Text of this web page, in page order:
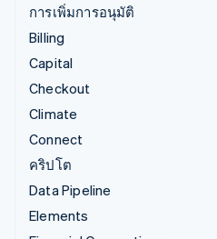
การเพิ่มการอนุมัติ
Billing
Capital
Checkout
Climate
Connect
คริปโต
Data Pipeline
Elements